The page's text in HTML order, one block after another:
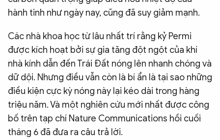
eMagazine
Podcast
Infographic
Chuyên trangAn ninh thế giới Văn nghệ Công an
Chuyên đề
hành tinh như ngày nay, cũng đã suy giảm mạnh.
Các nhà khoa học từ lâu nhất trí rằng kỷ Permi
được kích hoạt bởi sự gia tăng đột ngột của khí
nhà kính dẫn đến Trái Đất nóng lên nhanh chóng và
dữ dội. Nhưng điều vẫn còn là bí ẩn là tại sao những
điều kiện cực kỳ nóng này lại kéo dài trong hàng
triệu năm. Và một nghiên cứu mới nhất được công
bố trên tạp chí Nature Communications hồi cuối
tháng 6 đã đưa ra câu trả lời.